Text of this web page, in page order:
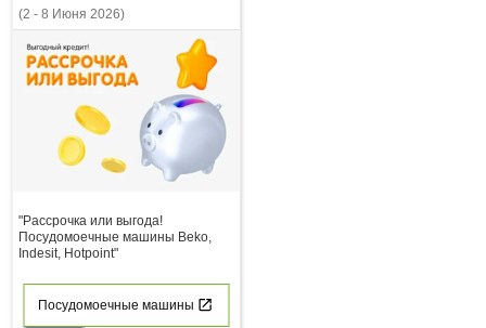
(2 - 8 Июня 2026)
"Рассрочка или выгода!
Посудомоечные машины Beko,
Indesit, Hotpoint"
Посудомоечные машины